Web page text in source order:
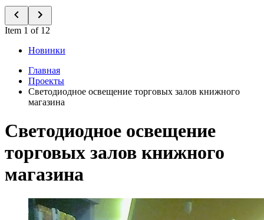
Item 1 of 12
Новинки
Главная
Проекты
Светодиодное освещение торговых залов книжного
магазина
Светодиодное освещение
торговых залов книжного
магазина